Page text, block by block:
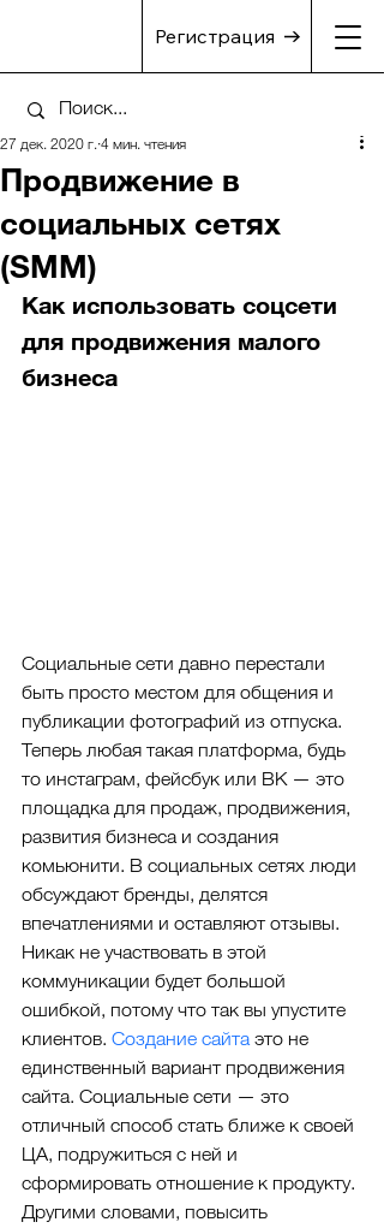
Регистрация
Продвижение в
социальных сетях
(SMM)
27 дек. 2020 г. 4 мин. чтения
Как использовать соцсети
для продвижения малого
бизнеса
Социальные сети давно перестали
быть просто местом для общения и
публикации фотографий из отпуска.
Теперь любая такая платформа, будь
то инстаграм, фейсбук или ВК — это
площадка для продаж, продвижения,
развития бизнеса и создания
комьюнити. В социальных сетях люди
обсуждают бренды, делятся
впечатлениями и оставляют отзывы.
Никак не участвовать в этой
коммуникации будет большой
ошибкой, потому что так вы упустите
клиентов. Создание сайта это не
единственный вариант продвижения
сайта. Социальные сети — это
отличный способ стать ближе к своей
ЦА, подружиться с ней и
сформировать отношение к продукту.
Другими словами, повысить